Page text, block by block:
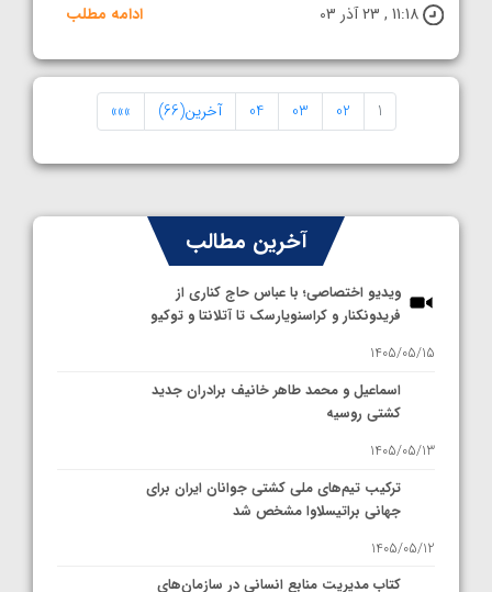
11:18 , 23 آذر 03
ادامه مطلب
1
02
03
04 آخرین(66) »»»
آخرین مطالب
ویدیو اختصاصی؛ با عباس حاج کناری از
فریدونکنار و کراسنویارسک تا آتلانتا و توکیو
1405/05/15
اسماعیل و محمد طاهر خانیف برادران جدید
کشتی روسیه
1405/05/13
ترکیب تیم‌های ملی کشتی جوانان ایران برای
جهانی براتیسلاوا مشخص شد
1405/05/12
کتاب مدیریت منابع انسانی در سازمان‌های